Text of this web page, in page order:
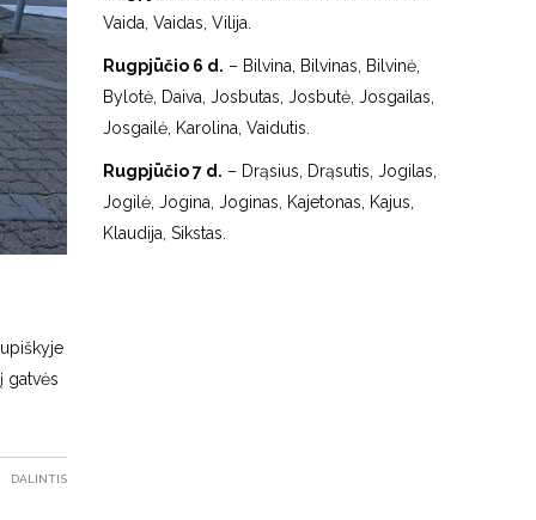
gatvės
DALINTIS
Vaida, Vaidas, Vilija.
Rugpjūčio 6 d. – Bilvina, Bilvinas, Bilvinė,
Bylotė, Daiva, Josbutas, Josbutė, Josgailas,
Josgailė, Karolina, Vaidutis.
Rugpjūčio 7 d. – Drąsius, Drąsutis, Jogilas,
Jogilė, Jogina, Joginas, Kajetonas, Kajus,
Klaudija, Sikstas.